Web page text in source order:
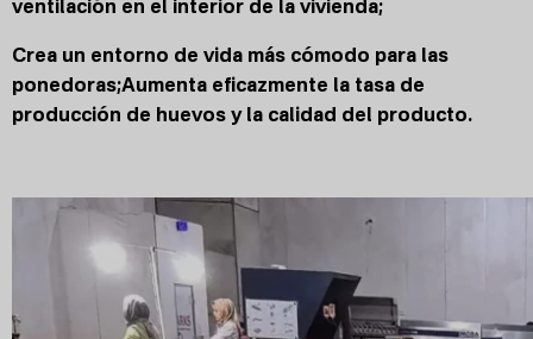
ventilación en el interior de la vivienda;
Crea un entorno de vida más cómodo para las
ponedoras;Aumenta eficazmente la tasa de
producción de huevos y la calidad del producto.